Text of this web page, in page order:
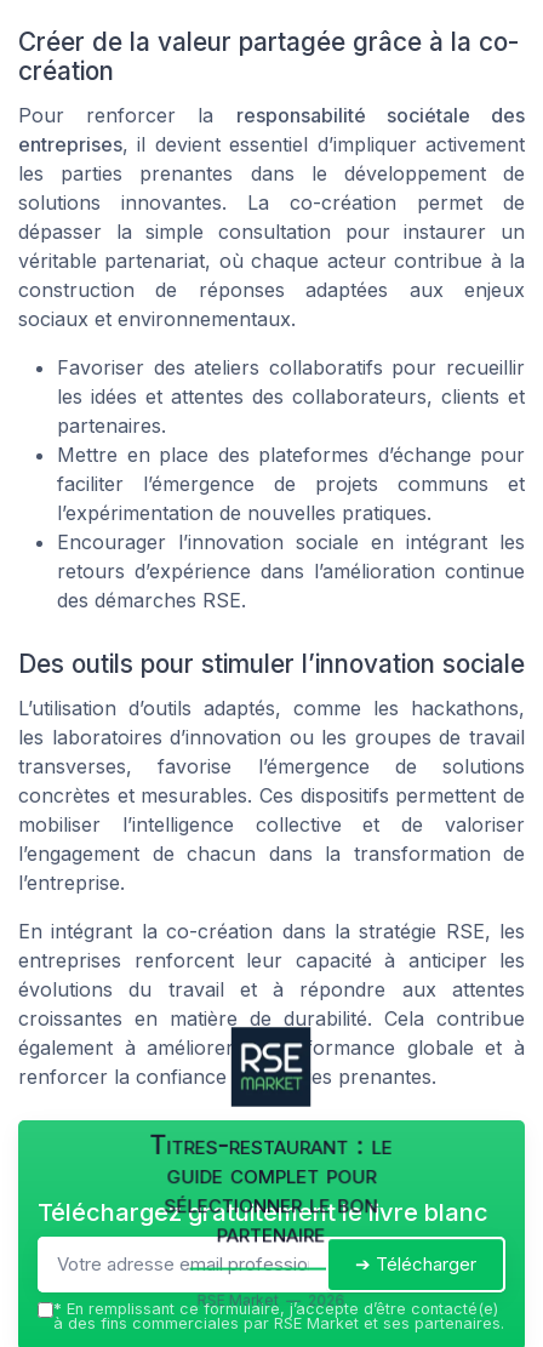
Créer de la valeur partagée grâce à la co-
création
Pour renforcer la responsabilité sociétale des
entreprises, il devient essentiel d’impliquer activement
les parties prenantes dans le développement de
solutions innovantes. La co-création permet de
dépasser la simple consultation pour instaurer un
véritable partenariat, où chaque acteur contribue à la
construction de réponses adaptées aux enjeux
sociaux et environnementaux.
Favoriser des ateliers collaboratifs pour recueillir
les idées et attentes des collaborateurs, clients et
partenaires.
Mettre en place des plateformes d’échange pour
faciliter l’émergence de projets communs et
l’expérimentation de nouvelles pratiques.
Encourager l’innovation sociale en intégrant les
retours d’expérience dans l’amélioration continue
des démarches RSE.
Des outils pour stimuler l’innovation sociale
L’utilisation d’outils adaptés, comme les hackathons,
les laboratoires d’innovation ou les groupes de travail
transverses, favorise l’émergence de solutions
concrètes et mesurables. Ces dispositifs permettent de
mobiliser l’intelligence collective et de valoriser
l’engagement de chacun dans la transformation de
l’entreprise.
En intégrant la co-création dans la stratégie RSE, les
entreprises renforcent leur capacité à anticiper les
évolutions du travail et à répondre aux attentes
croissantes en matière de durabilité. Cela contribue
également à améliorer la performance globale et à
renforcer la confiance des parties prenantes.
Titres-restaurant : le
guide complet pour
sélectionner le bon
partenaire
RSE Market — 2026
Téléchargez gratuitement le livre blanc
➔ Télécharger
* En remplissant ce formulaire, j’accepte d’être contacté(e)
à des fins commerciales par RSE Market et ses partenaires.